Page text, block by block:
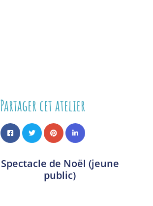
Partager cet atelier
Spectacle de Noël (jeune
public)